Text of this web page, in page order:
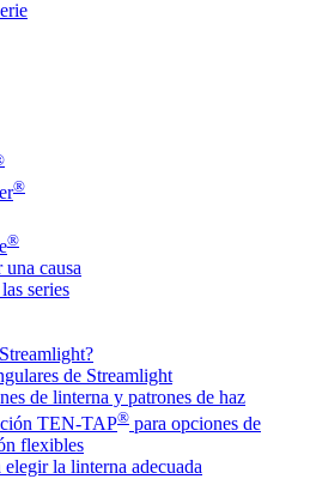
®
®
causa
series
de Streamlight
de linterna y patrones de haz
TEN-TAP® para opciones de
flexibles
elegir la linterna adecuada